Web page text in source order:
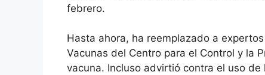
febrero.
Hasta ahora, ha reemplazado a
Vacunas del Centro para el Control y la
vacuna. Incluso advirtió contra el uso